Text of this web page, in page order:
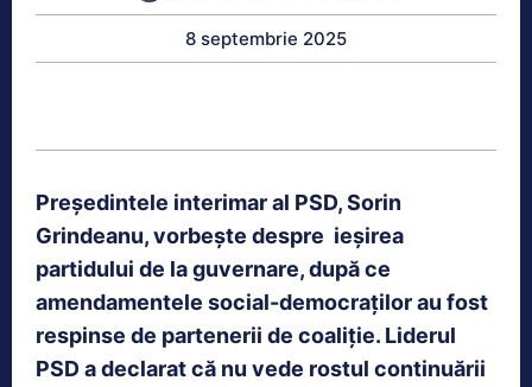
8 septembrie 2025
Președintele interimar al PSD, Sorin
Grindeanu, vorbește despre ieșirea
partidului de la guvernare, după ce
amendamentele social-democraților au fost
respinse de partenerii de coaliție. Liderul
PSD a declarat că nu vede rostul continuării